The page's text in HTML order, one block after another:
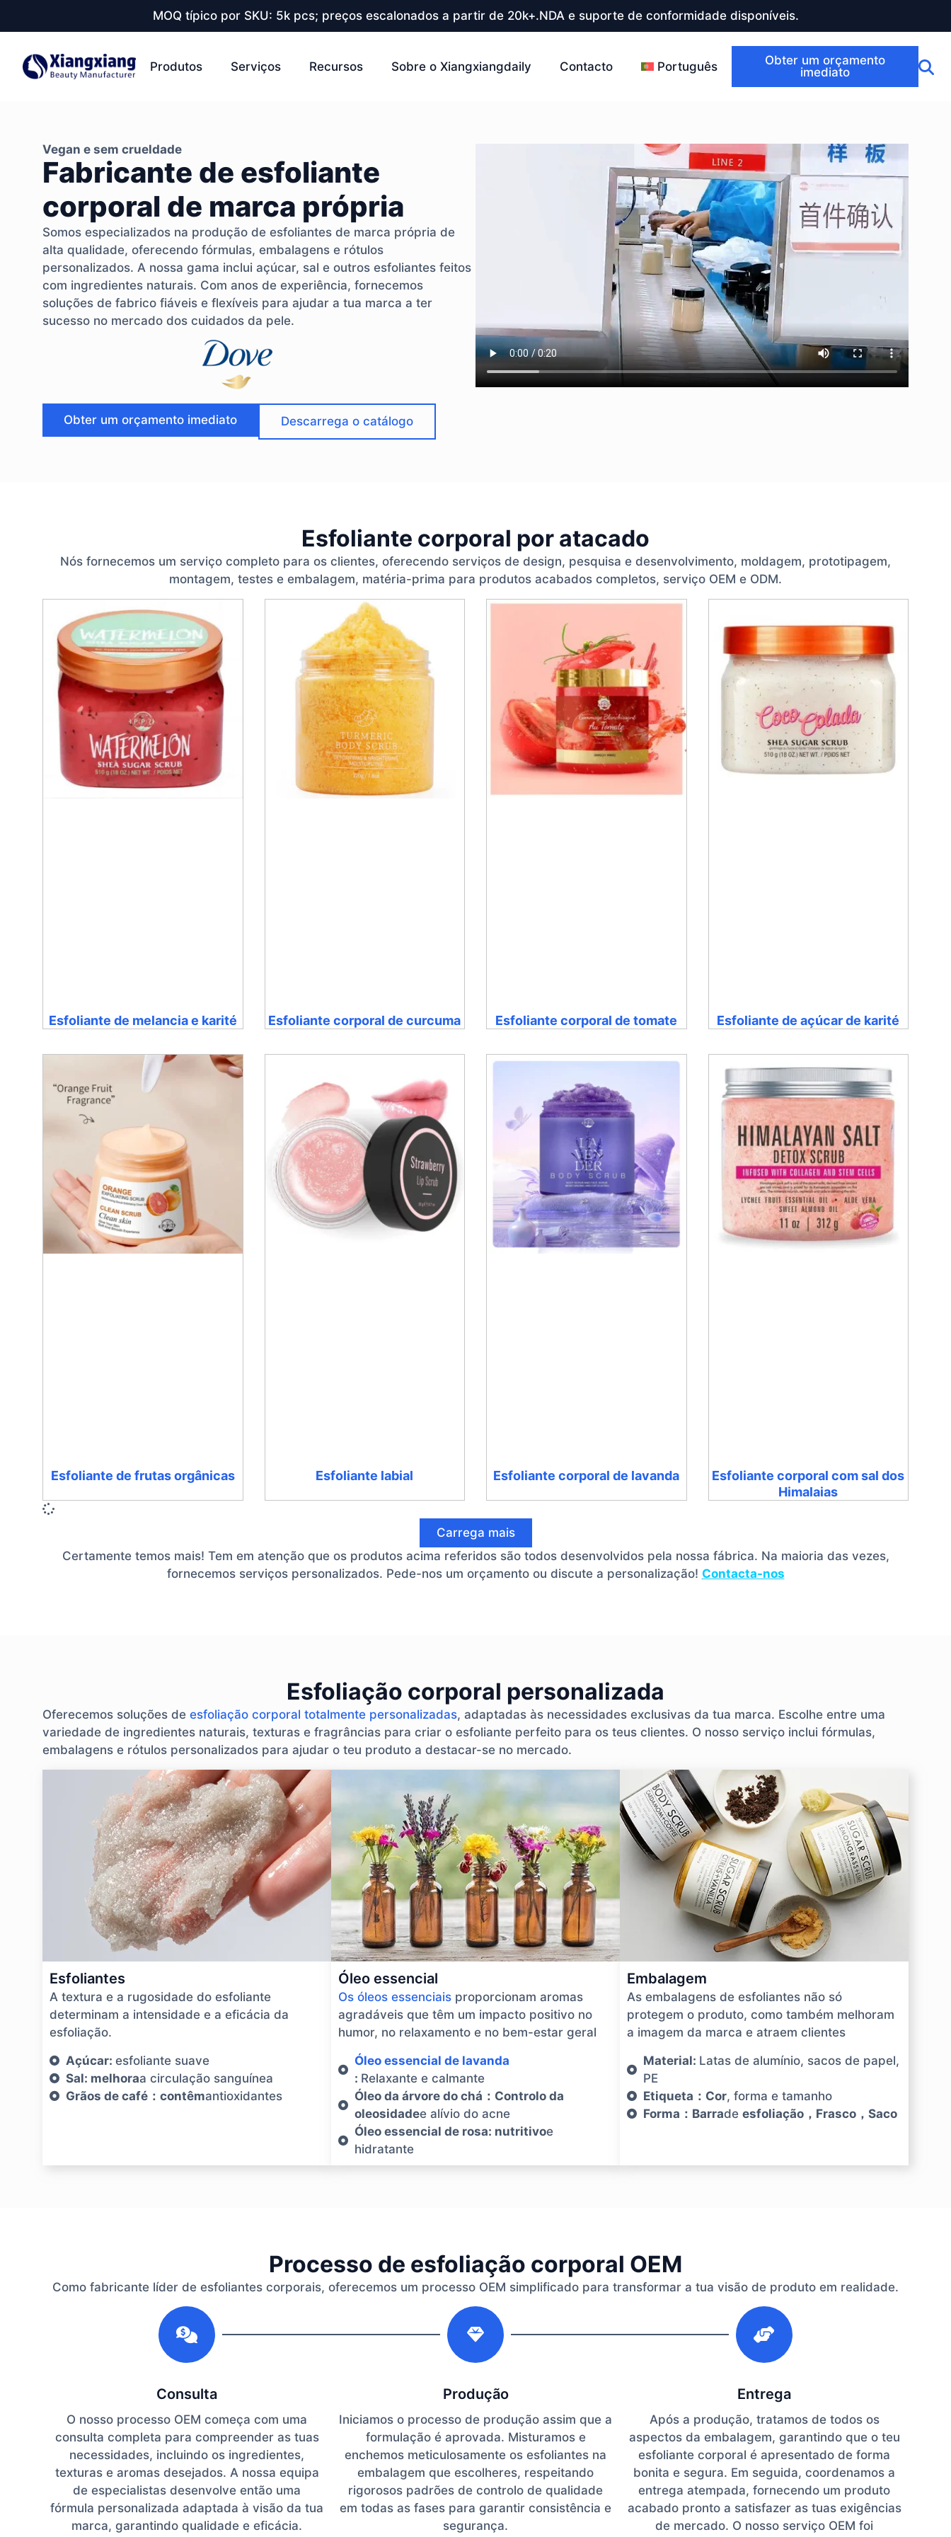
MOQ típico por SKU: 5k pcs; preços escalonados a partir de 20k+.NDA e suporte de conformidade disponíveis.
Produtos Serviços Recursos Sobre o Xiangxiangdaily Contacto Português
Obter um orçamento
imediato
Vegan e sem crueldade
Fabricante de esfoliante
corporal de marca própria
Somos especializados na produção de esfoliantes de marca própria de
alta qualidade, oferecendo fórmulas, embalagens e rótulos
personalizados. A nossa gama inclui açúcar, sal e outros esfoliantes feitos
com ingredientes naturais. Com anos de experiência, fornecemos
soluções de fabrico fiáveis e flexíveis para ajudar a tua marca a ter
sucesso no mercado dos cuidados da pele.
Obter um orçamento imediato Descarrega o catálogo
Esfoliante corporal por atacado
Nós fornecemos um serviço completo para os clientes, oferecendo serviços de design, pesquisa e desenvolvimento, moldagem, prototipagem,
montagem, testes e embalagem, matéria-prima para produtos acabados completos, serviço OEM e ODM.
Esfoliante de melancia e karité Esfoliante corporal de curcuma Esfoliante corporal de tomate Esfoliante de açúcar de karité
Esfoliante de frutas orgânicas Esfoliante labial Esfoliante corporal de lavanda
Esfoliante corporal com sal dos
Himalaias
Carrega mais
Certamente temos mais! Tem em atenção que os produtos acima referidos são todos desenvolvidos pela nossa fábrica. Na maioria das vezes,
fornecemos serviços personalizados. Pede-nos um orçamento ou discute a personalização! Contacta-nos
Esfoliação corporal personalizada
Oferecemos soluções de esfoliação corporal totalmente personalizadas, adaptadas às necessidades exclusivas da tua marca. Escolhe entre uma
variedade de ingredientes naturais, texturas e fragrâncias para criar o esfoliante perfeito para os teus clientes. O nosso serviço inclui fórmulas,
embalagens e rótulos personalizados para ajudar o teu produto a destacar-se no mercado.
Esfoliantes
A textura e a rugosidade do esfoliante
determinam a intensidade e a eficácia da
esfoliação.
Açúcar: esfoliante suave
Sal: melhoraa circulação sanguínea
Grãos de café：contêmantioxidantes
Óleo essencial
Os óleos essenciais proporcionam aromas
agradáveis que têm um impacto positivo no
humor, no relaxamento e no bem-estar geral
Óleo essencial de lavanda
: Relaxante e calmante
Óleo da árvore do chá：Controlo da
oleosidadee alívio do acne
Óleo essencial de rosa: nutritivoe
hidratante
Embalagem
As embalagens de esfoliantes não só
protegem o produto, como também melhoram
a imagem da marca e atraem clientes
Material: Latas de alumínio, sacos de papel,
PE
Etiqueta：Cor, forma e tamanho
Forma：Barrade esfoliação，Frasco，Saco
Processo de esfoliação corporal OEM
Como fabricante líder de esfoliantes corporais, oferecemos um processo OEM simplificado para transformar a tua visão de produto em realidade.
Consulta
O nosso processo OEM começa com uma
consulta completa para compreender as tuas
necessidades, incluindo os ingredientes,
texturas e aromas desejados. A nossa equipa
de especialistas desenvolve então uma
fórmula personalizada adaptada à visão da tua
marca, garantindo qualidade e eficácia.
Produção
Iniciamos o processo de produção assim que a
formulação é aprovada. Misturamos e
enchemos meticulosamente os esfoliantes na
embalagem que escolheres, respeitando
rigorosos padrões de controlo de qualidade
em todas as fases para garantir consistência e
segurança.
Entrega
Após a produção, tratamos de todos os
aspectos da embalagem, garantindo que o teu
esfoliante corporal é apresentado de forma
bonita e segura. Em seguida, coordenamos a
entrega atempada, fornecendo um produto
acabado pronto a satisfazer as tuas exigências
de mercado. O nosso serviço OEM foi